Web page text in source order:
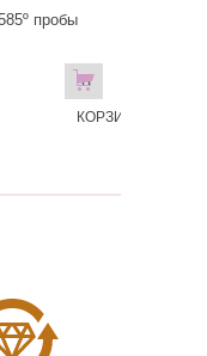
пробы
В
КОРЗИНУ